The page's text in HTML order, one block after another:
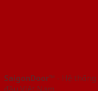
SaigonDoor™ - Hệ